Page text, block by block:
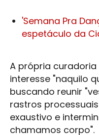
'Semana Pra
espetáculo da
A própria
interesse "naquilo
buscando reunir
rastros
exaustivo e
chamamos corpo".